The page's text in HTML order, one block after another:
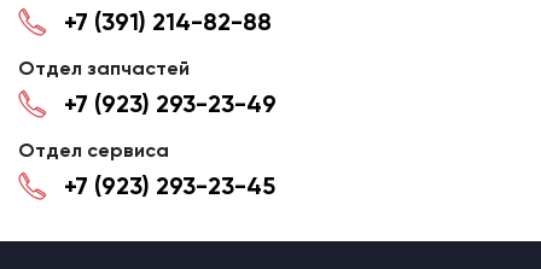
+7 (391) 214-82-88
Отдел запчастей
+7 (923) 293-23-49
Отдел сервиса
+7 (923) 293-23-45